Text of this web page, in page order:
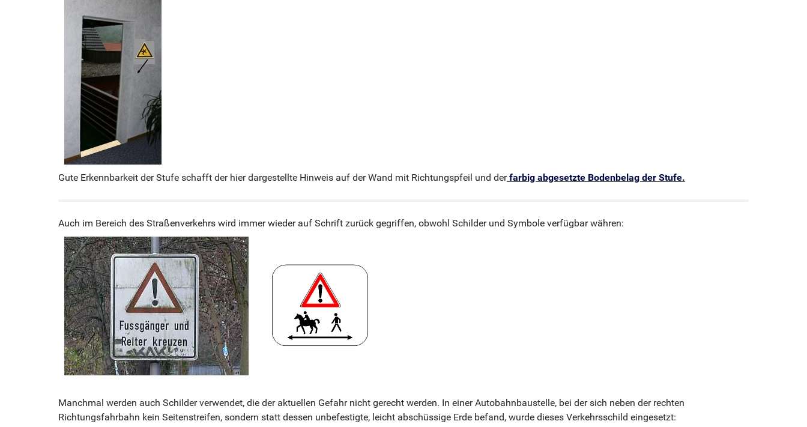
Gute Erkennbarkeit der Stufe schafft der hier dargestellte Hinweis auf der Wand mit Richtungspfeil und derfarbig abgesetzte Bodenbelag der Stufe.
Auch im Bereich des Straßenverkehrs wird immer wieder auf Schrift zurück gegriffen, obwohl Schilder und Symbole verfügbar währen:
Manchmal werden auch Schilder verwendet, die der aktuellen Gefahr nicht gerecht werden. In einer Autobahnbaustelle, bei der sich neben der rechten
Richtungsfahrbahn kein Seitenstreifen, sondern statt dessen unbefestigte, leicht abschüssige Erde befand, wurde dieses Verkehrsschild eingesetzt: